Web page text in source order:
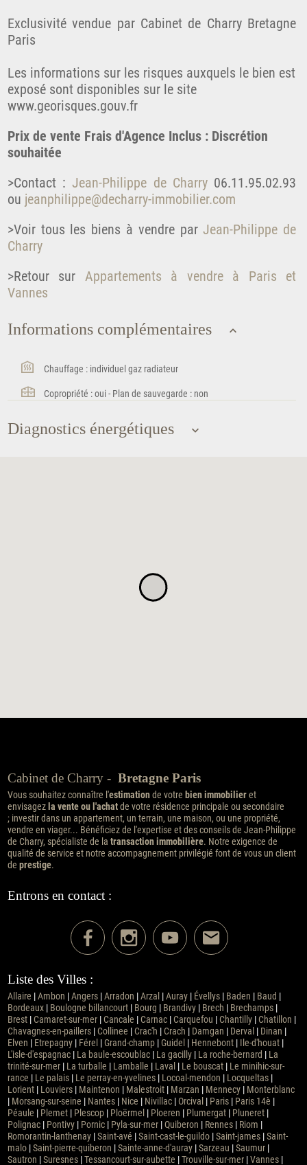
Exclusivité vendue par Cabinet de Charry Bretagne
Paris
Les informations sur les risques auxquels le bien est
exposé sont disponibles sur le site
www.georisques.gouv.fr
Prix de vente Frais d'Agence Inclus : Discrétion
souhaitée
>Contact : Jean-Philippe de Charry06.11.95.02.93
ou jeanphilippe@decharry-immobilier.com
>Voir tous les biens à vendre parJean-Philippe de
Charry
>Retour sur Appartements à vendre à Paris et
Vannes
Informations complémentaires
Chauffage : individuel gaz radiateur
Copropriété : oui - Plan de sauvegarde : non
Diagnostics énergétiques
Cabinet de Charry - Bretagne Paris
Vous souhaitez connaître l'estimationde votre bien immobilieret
envisagezla vente ou l'achatde votre résidence principale ou secondaire
; investir dans un appartement, un terrain, une maison, ou une propriété,
vendre en viager... Bénéficiez de l'expertise et des conseils de Jean-Philippe
de Charry, spécialiste de la transaction immobilière. Notre exigence de
qualité de service et notre accompagnement privilégié font de vous un client
de prestige.
Entrons en contact :
Liste des Villes :
Allaire Ambon Angers| Arradon Arzal| Auray| Évellys| Baden Baud
Bordeaux| Boulogne billancourt| Bourg Brandivy| Brech Brechamps|
Brest| Camaret-sur-mer| Cancale Carnac| Carquefou Chantilly| Chatillon
Chavagnes-en-paillers| Collinee Crac'h Crach Damgan Derval| Dinan
Elven
Etrepagny| Férel| Grand-champ| Guidel| Hennebont| Ile-d'houat|
L'isle-d'espagnac| La baule-escoublac| La gacilly| La roche-bernard
La
trinité-sur-mer| La turballe Lamballe Laval| Le bouscat| Le minihic-sur-
rance
Le palais| Le perray-en-yvelines| Locoal-mendon Locqueltas|
Lorient| Louviers| Maintenon Malestroit| Marzan Mennecy| Monterblanc
Morsang-sur-seine Nantes| Nice Nivillac| Orcival| Paris| Paris 14è
Péaule
Plemet| Plescop| Ploërmel| Ploeren Plumergat| Pluneret|
Polignac| Pontivy| Pornic| Pyla-sur-mer| Quiberon Rennes| Riom
Romorantin-lanthenay| Saint-avé Saint-cast-le-guildo| Saint-james| Saint-
malo| Saint-pierre-quiberon Sainte-anne-d'auray| Sarzeau Saumur|
Sautron Suresnes| Tessancourt-sur-aubette Trouville-sur-mer| Vannes|